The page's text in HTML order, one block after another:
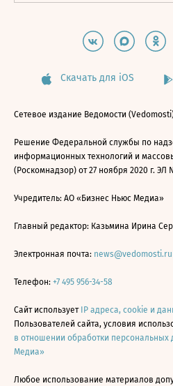
Скачать для iOS
Сетевое издание Ведомости
Решение Федеральной службы по
информационных технологий и
(Роскомнадзор) от 27 ноября 2020 г. ЭЛ
Учредитель: АО «Бизнес Ньюс Медиа»
Главный редактор: Казьмина Ирина
Электронная почта: news@vedomosti.ru
Телефон: +7 495 956-34-58
Сайт использует IP адреса, cookie и
Пользователей сайта, условия
в отношении обработки
Медиа»
Любое использование материалов